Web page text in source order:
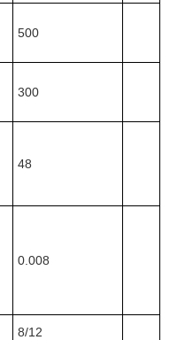
500
300
48
0.008
8/12